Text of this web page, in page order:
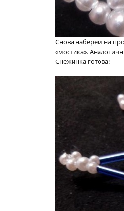
Снова наберём на
«мостика».
Снежинка готова!